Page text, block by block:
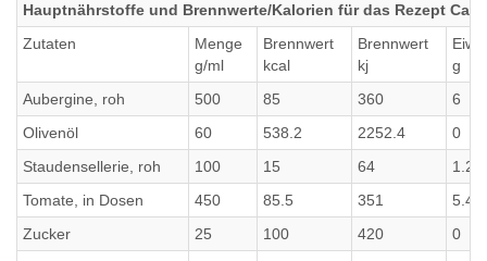
Hauptnährstoffe und Brennwerte/Kalorien für das Rezept
Zutaten
Menge
g/ml
Brennwert
kcal
Brennwert
kj
g
Aubergine, roh
500 85 360
6
Olivenöl
60 538.2 2252.4
0
Staudensellerie, roh
100 15 64
1.2
Tomate, in Dosen
450 85.5 351
5.4
Zucker
25 100 420
0